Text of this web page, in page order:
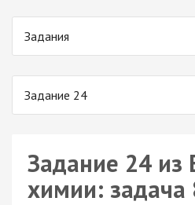
Задания
Задание 24
Задание 24 из
химии: задача